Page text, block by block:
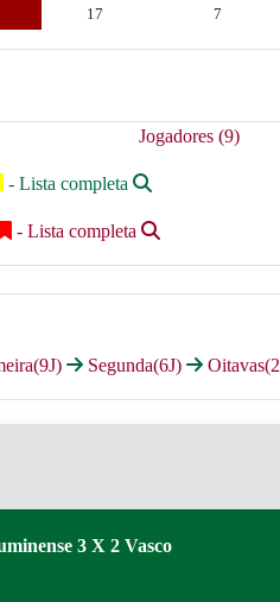
17 7
Jogadores (9)
- Lista completa
- Lista completa
Segunda(6J)
3 X 2 Vasco